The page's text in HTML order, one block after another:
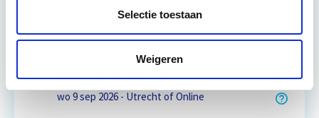
Selectie toestaan
Weigeren
6 uur per week zelfstudie
wo 9 sep 2026 - Utrecht of Online